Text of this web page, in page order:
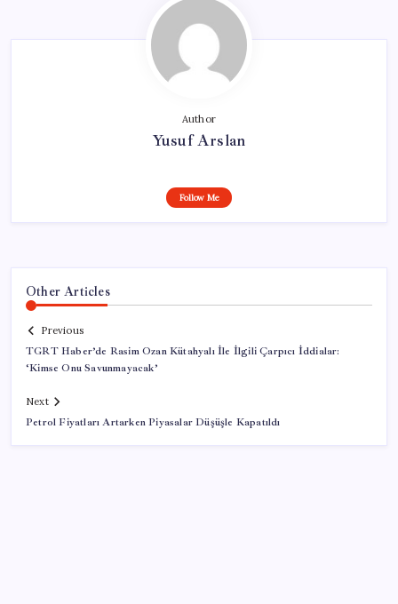
Author
Yusuf Arslan
Follow Me
Other Articles
Previous
TGRT Haber’de Rasim Ozan Kütahyalı İle İlgili Çarpıcı İddialar:
‘Kimse Onu Savunmayacak’
Next
Petrol Fiyatları Artarken Piyasalar Düşüşle Kapatıldı